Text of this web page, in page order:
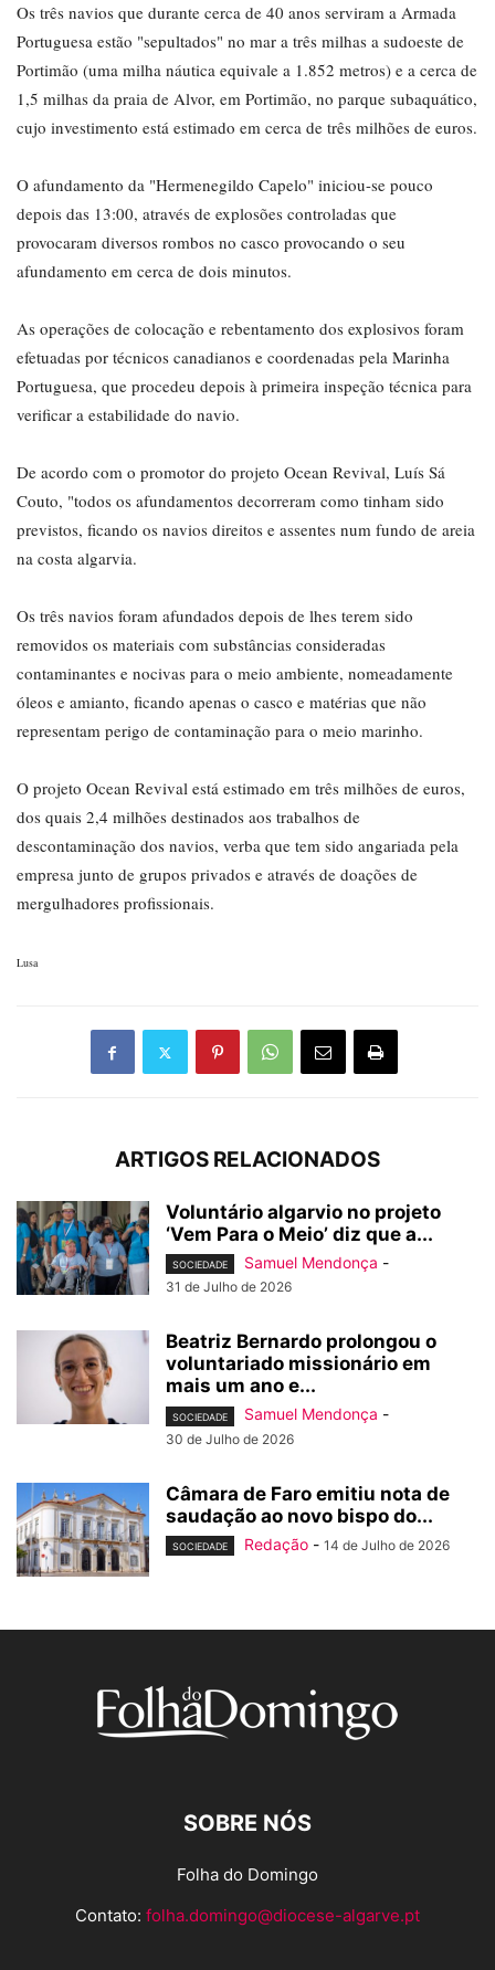
Os três navios que durante cerca de 40 anos serviram a Armada
Portuguesa estão "sepultados" no mar a três milhas a sudoeste de
Portimão (uma milha náutica equivale a 1.852 metros) e a cerca de
1,5 milhas da praia de Alvor, em Portimão, no parque subaquático,
cujo investimento está estimado em cerca de três milhões de euros.
O afundamento da "Hermenegildo Capelo" iniciou-se pouco
depois das 13:00, através de explosões controladas que
provocaram diversos rombos no casco provocando o seu
afundamento em cerca de dois minutos.
As operações de colocação e rebentamento dos explosivos foram
efetuadas por técnicos canadianos e coordenadas pela Marinha
Portuguesa, que procedeu depois à primeira inspeção técnica para
verificar a estabilidade do navio.
De acordo com o promotor do projeto Ocean Revival, Luís Sá
Couto, "todos os afundamentos decorreram como tinham sido
previstos, ficando os navios direitos e assentes num fundo de areia
na costa algarvia.
Os três navios foram afundados depois de lhes terem sido
removidos os materiais com substâncias consideradas
contaminantes e nocivas para o meio ambiente, nomeadamente
óleos e amianto, ficando apenas o casco e matérias que não
representam perigo de contaminação para o meio marinho.
O projeto Ocean Revival está estimado em três milhões de euros,
dos quais 2,4 milhões destinados aos trabalhos de
descontaminação dos navios, verba que tem sido angariada pela
empresa junto de grupos privados e através de doações de
mergulhadores profissionais.
Lusa
ARTIGOS RELACIONADOS
Voluntário algarvio no projeto
‘Vem Para o Meio’ diz que a...
SOCIEDADE Samuel Mendonça -
31 de Julho de 2026
Beatriz Bernardo prolongou o
voluntariado missionário em
mais um ano e...
SOCIEDADE Samuel Mendonça -
30 de Julho de 2026
Câmara de Faro emitiu nota de
saudação ao novo bispo do...
SOCIEDADE Redação - 14 de Julho de 2026
SOBRE NÓS
Folha do Domingo
Contato: folha.domingo@diocese-algarve.pt